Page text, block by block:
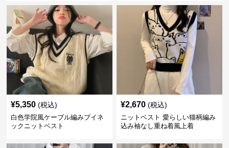
¥5,350 (税込)
白色学院風ケーブル編みブイネ
ックニットベスト
¥2,670 (税込)
ニットベスト 愛らしい猫柄編み
込み袖なし重ね着風上着